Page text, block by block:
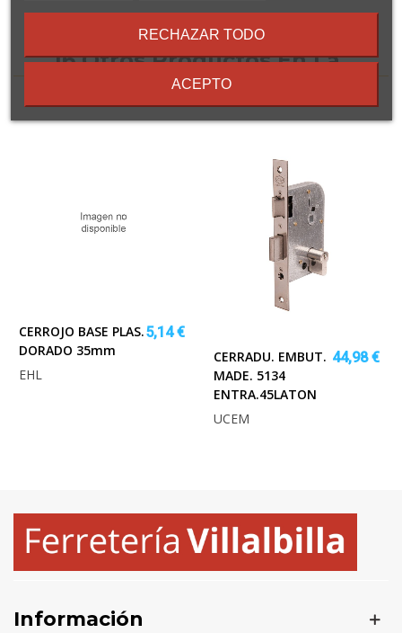
16 Otros Productos En La
Misma Categoría:
CERROJO BASE PLAS.
DORADO 35mm
5,14 €
EHL
CERRADU. EMBUT.
MADE. 5134
ENTRA.45LATON
44,98 €
UCEM
Información
términos
condiciones
RECHAZAR TODO
ACEPTO